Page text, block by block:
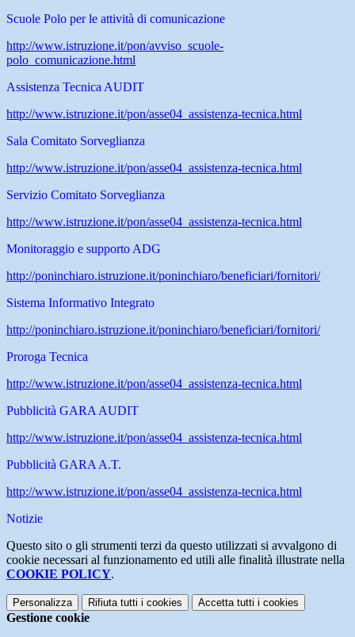
Scuole Polo per le attività di comunicazione
http://www.istruzione.it/pon/avviso_scuole-
polo_comunicazione.html
Assistenza Tecnica AUDIT
http://www.istruzione.it/pon/asse04_assistenza-tecnica.html
Sala Comitato Sorveglianza
http://www.istruzione.it/pon/asse04_assistenza-tecnica.html
Servizio Comitato Sorveglianza
http://www.istruzione.it/pon/asse04_assistenza-tecnica.html
Monitoraggio e supporto ADG
http://poninchiaro.istruzione.it/poninchiaro/beneficiari/fornitori/
Sistema Informativo Integrato
http://poninchiaro.istruzione.it/poninchiaro/beneficiari/fornitori/
Proroga Tecnica
http://www.istruzione.it/pon/asse04_assistenza-tecnica.html
Pubblicità GARA AUDIT
http://www.istruzione.it/pon/asse04_assistenza-tecnica.html
Pubblicità GARA A.T.
http://www.istruzione.it/pon/asse04_assistenza-tecnica.html
Notizie
Questo sito o gli strumenti terzi da questo utilizzati si avvalgono di
cookie necessari al funzionamento ed utili alle finalità illustrate nella
COOKIE POLICY.
Personalizza Rifiuta tutti i cookies Accetta tutti i cookies
Gestione cookie